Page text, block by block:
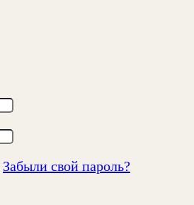
Забыли свой пароль?